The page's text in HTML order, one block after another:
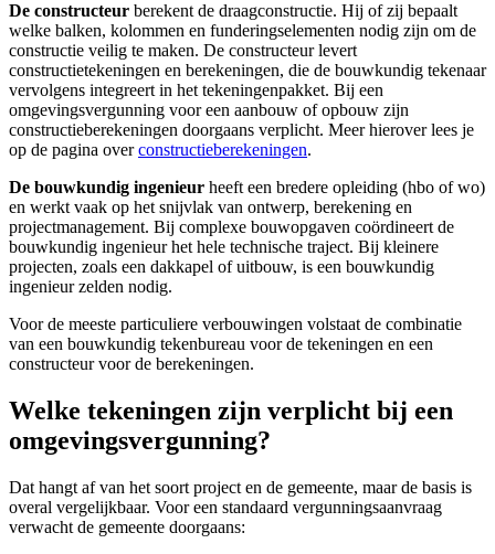
De constructeur berekent de draagconstructie. Hij of zij bepaalt
welke balken, kolommen en funderingselementen nodig zijn om de
constructie veilig te maken. De constructeur levert
constructietekeningen en berekeningen, die de bouwkundig tekenaar
vervolgens integreert in het tekeningenpakket. Bij een
omgevingsvergunning voor een aanbouw of opbouw zijn
constructieberekeningen doorgaans verplicht. Meer hierover lees je
op de pagina overconstructieberekeningen.
De bouwkundig ingenieur heeft een bredere opleiding (hbo of wo)
en werkt vaak op het snijvlak van ontwerp, berekening en
projectmanagement. Bij complexe bouwopgaven coördineert de
bouwkundig ingenieur het hele technische traject. Bij kleinere
projecten, zoals een dakkapel of uitbouw, is een bouwkundig
ingenieur zelden nodig.
Voor de meeste particuliere verbouwingen volstaat de combinatie
van een bouwkundig tekenbureau voor de tekeningen en een
constructeur voor de berekeningen.
Welke tekeningen zijn verplicht bij een
omgevingsvergunning?
Dat hangt af van het soort project en de gemeente, maar de basis is
overal vergelijkbaar. Voor een standaard vergunningsaanvraag
verwacht de gemeente doorgaans: